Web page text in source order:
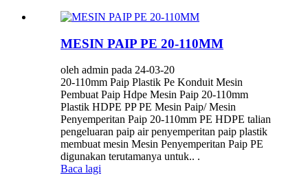
MESIN PAIP PE 20-110MM
oleh admin pada 24-03-20
20-110mm Paip Plastik Pe Konduit Mesin
Pembuat Paip Hdpe Mesin Paip 20-110mm
Plastik HDPE PP PE Mesin Paip/ Mesin
Penyemperitan Paip 20-110mm PE HDPE talian
pengeluaran paip air penyemperitan paip plastik
membuat mesin Mesin Penyemperitan Paip PE
digunakan terutamanya untuk.. .
Baca lagi